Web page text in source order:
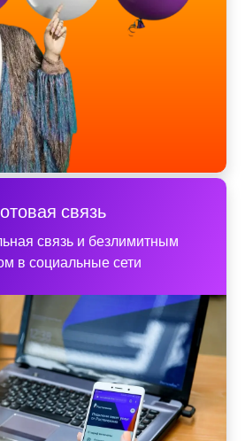
связь
связь и безлимитным
в социальные сети